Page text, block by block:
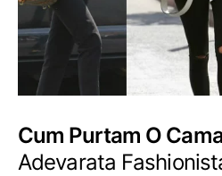
Cum Purtam O
Adevarata